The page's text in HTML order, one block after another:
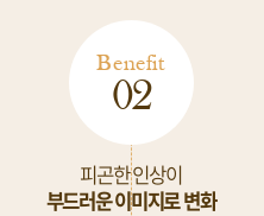
Benefit
02
피곤한 인상이
부드러운 이미지로 변화